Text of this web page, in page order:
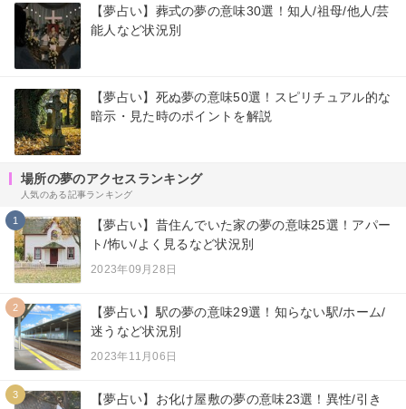
【夢占い】葬式の夢の意味30選！知人/祖母/他人/芸
能人など状況別
【夢占い】死ぬ夢の意味50選！スピリチュアル的な
暗示・見た時のポイントを解説
場所の夢のアクセスランキング
人気のある記事ランキング
1
【夢占い】昔住んでいた家の夢の意味25選！アパー
ト/怖い/よく見るなど状況別
2023年09月28日
2
【夢占い】駅の夢の意味29選！知らない駅/ホーム/
迷うなど状況別
2023年11月06日
3
【夢占い】お化け屋敷の夢の意味23選！異性/引き